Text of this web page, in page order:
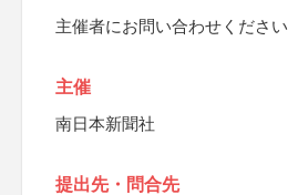
主催者にお問い合わせください
主催
南日本新聞社
提出先・問合先